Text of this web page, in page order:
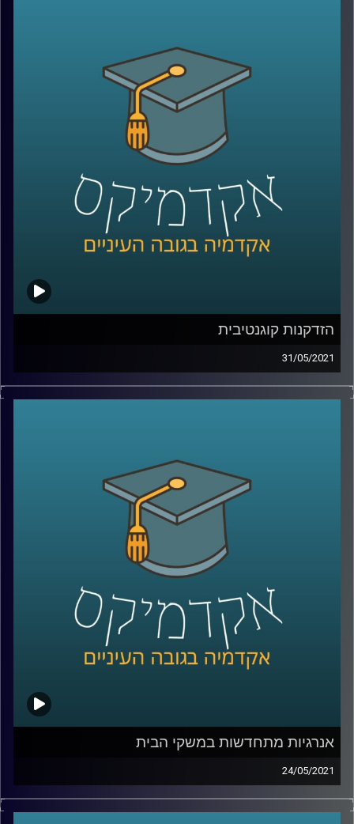
המחקר אותו ערכה בעבודת הדוקטורט שלה. באמצעות בחינה
של צוותי הייטק, בנתה ד"ר בוסקילה ים מדדים לבחינת
ההקשבה, והגיעה לתוצאות ומסקנות מרתקות בנוגע לגורמים
המשפיעים על ישיבות הצוות.
AudioVersity
הזדקנות קוגנטיבית
31/05/2021
לכולנו יוצא להיתקל, בעיקר במצבים לא נעימים, במושגים
אלצהיימר ודימנציה.
יוסף סגול בביה"ח שיבא חוקרת את תחום הדימנציה ומרצה על
הזדקנות קוגנטיבית, מסבירה בשעה מרתקת על דימנציה
ואלצהיימר, מספרת על הקושי שבמציאת תרופות לטיפול
במחלות ועל בחירתה לעסוק במחקר שעוסק במניעתן, כאשר
אלו עוסקים בתחום של מניעת דימנציה דרך בחינת מחלת
הסוכרת, והשמנת היתר.
קרדיט תמונות:
AudioVersity
אנרגיות מתחדשות במשקי הבית
24/05/2021
אנרגיות מתחדשות- סיכוי מאוד גדול ששמעתם על המושג
הזה, אבל האם אתם מדמיינים את היום בו כאשר תשתמשו